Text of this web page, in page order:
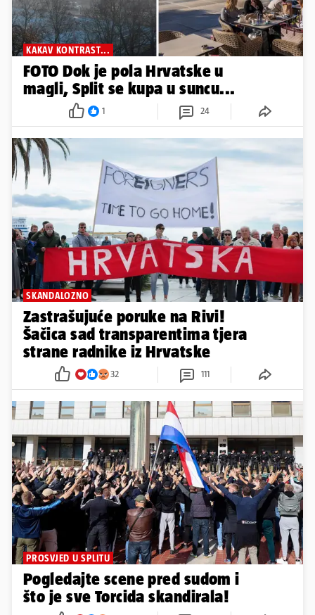
KAKAV KONTRAST...
FOTO Dok je pola Hrvatske u
magli, Split se kupa u suncu...
1 24
SKANDALOZNO
Zastrašujuće poruke na Rivi!
Šačica sad transparentima tjera
strane radnike iz Hrvatske
32 111
PROSVJED U SPLITU
Pogledajte scene pred sudom i
što je sve Torcida skandirala!